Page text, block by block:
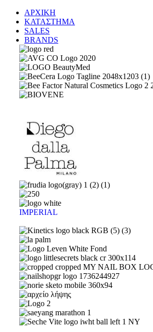
ΑΡΧΙΚΗ
ΚΑΤΑΣΤΗΜΑ
SALES
BRANDS
IMPERIAL